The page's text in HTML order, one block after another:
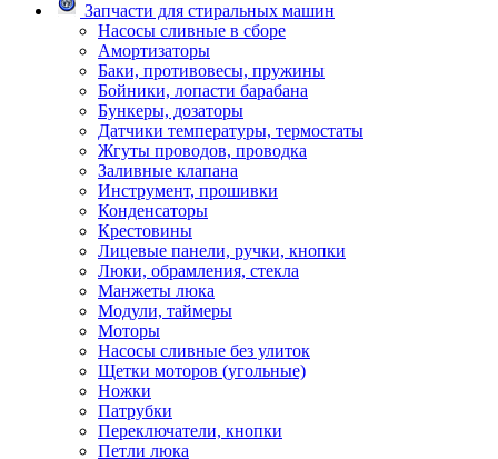
Запчасти для стиральных машин
Насосы сливные в сборе
Амортизаторы
Баки, противовесы, пружины
Бойники, лопасти барабана
Бункеры, дозаторы
Датчики температуры, термостаты
Жгуты проводов, проводка
Заливные клапана
Инструмент, прошивки
Конденсаторы
Крестовины
Лицевые панели, ручки, кнопки
Люки, обрамления, стекла
Манжеты люка
Модули, таймеры
Моторы
Насосы сливные без улиток
Щетки моторов (угольные)
Ножки
Патрубки
Переключатели, кнопки
Петли люка